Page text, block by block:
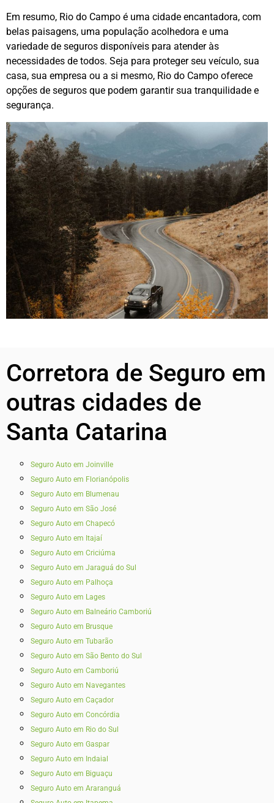
Em resumo, Rio do Campo é uma cidade encantadora, com
belas paisagens, uma população acolhedora e uma
variedade de seguros disponíveis para atender às
necessidades de todos. Seja para proteger seu veículo, sua
casa, sua empresa ou a si mesmo, Rio do Campo oferece
opções de seguros que podem garantir sua tranquilidade e
segurança.
Corretora de Seguro em
outras cidades de
Santa Catarina
Seguro Auto em Joinville
Seguro Auto em Florianópolis
Seguro Auto em Blumenau
Seguro Auto em São José
Seguro Auto em Chapecó
Seguro Auto em Itajaí
Seguro Auto em Criciúma
Seguro Auto em Jaraguá do Sul
Seguro Auto em Palhoça
Seguro Auto em Lages
Seguro Auto em Balneário Camboriú
Seguro Auto em Brusque
Seguro Auto em Tubarão
Seguro Auto em São Bento do Sul
Seguro Auto em Camboriú
Seguro Auto em Navegantes
Seguro Auto em Caçador
Seguro Auto em Concórdia
Seguro Auto em Rio do Sul
Seguro Auto em Gaspar
Seguro Auto em Indaial
Seguro Auto em Biguaçu
Seguro Auto em Araranguá